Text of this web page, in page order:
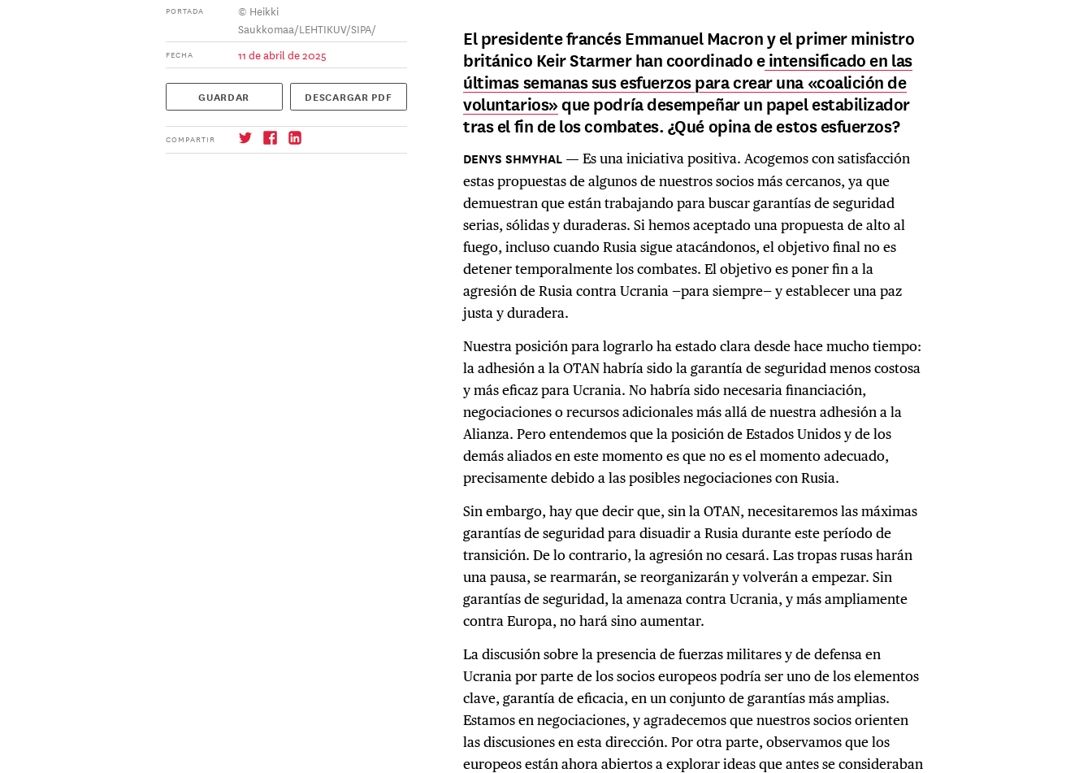
PORTADA
© Heikki
Saukkomaa/LEHTIKUV/SIPA/
FECHA 11 de abril de 2025
GUARDAR DESCARGAR PDF
COMPARTIR
El presidente francés Emmanuel Macron y el primer ministro
británico Keir Starmer han coordinado eintensificado en las
últimas semanas sus esfuerzos para crear una «coalición de
voluntarios»que podría desempeñar un papel estabilizador
tras el fin de los combates. ¿Qué opina de estos esfuerzos?
Es una iniciativa positiva. Acogemos con satisfacción
estas propuestas de algunos de nuestros socios más cercanos, ya que
demuestran que están trabajando para buscar garantías de seguridad
serias, sólidas y duraderas. Si hemos aceptado una propuesta de alto al
fuego, incluso cuando Rusia sigue atacándonos, el objetivo final no es
detener temporalmente los combates. El objetivo es poner fin a la
agresión de Rusia contra Ucrania —para siempre— y establecer una paz
justa y duradera.
Nuestra posición para lograrlo ha estado clara desde hace mucho tiempo:
la adhesión a la OTAN habría sido la garantía de seguridad menos costosa
y más eficaz para Ucrania. No habría sido necesaria financiación,
negociaciones o recursos adicionales más allá de nuestra adhesión a la
Alianza. Pero entendemos que la posición de Estados Unidos y de los
demás aliados en este momento es que no es el momento adecuado,
precisamente debido a las posibles negociaciones con Rusia.
Sin embargo, hay que decir que, sin la OTAN, necesitaremos las máximas
garantías de seguridad para disuadir a Rusia durante este período de
transición. De lo contrario, la agresión no cesará. Las tropas rusas harán
una pausa, se rearmarán, se reorganizarán y volverán a empezar. Sin
garantías de seguridad, la amenaza contra Ucrania, y más ampliamente
contra Europa, no hará sino aumentar.
La discusión sobre la presencia de fuerzas militares y de defensa en
Ucrania por parte de los socios europeos podría ser uno de los elementos
clave, garantía de eficacia, en un conjunto de garantías más amplias.
Estamos en negociaciones, y agradecemos que nuestros socios orienten
las discusiones en esta dirección. Por otra parte, observamos que los
europeos están ahora abiertos a explorar ideas que antes se consideraban